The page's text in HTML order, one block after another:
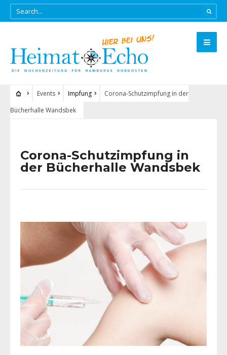
Events Impfung
Corona-Schutzimpfung in der
Bücherhalle Wandsbek
Corona-Schutzimpfung in
der Bücherhalle Wandsbek